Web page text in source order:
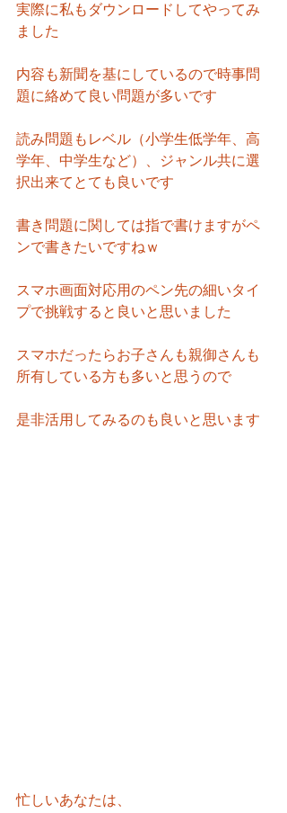
実際に私もダウンロードしてやってみ
ました
内容も新聞を基にしているので時事問
題に絡めて良い問題が多いです
読み問題もレベル（小学生低学年、高
学年、中学生など）、ジャンル共に選
択出来てとても良いです
書き問題に関しては指で書けますがペ
ンで書きたいですねｗ
スマホ画面対応用のペン先の細いタイ
プで挑戦すると良いと思いました
スマホだったらお子さんも親御さんも
所有している方も多いと思うので
是非活用してみるのも良いと思います
忙しいあなたは、